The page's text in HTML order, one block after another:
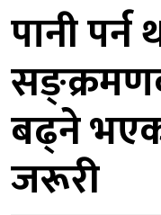
पानी पर्न
बढ्ने
जरूरी